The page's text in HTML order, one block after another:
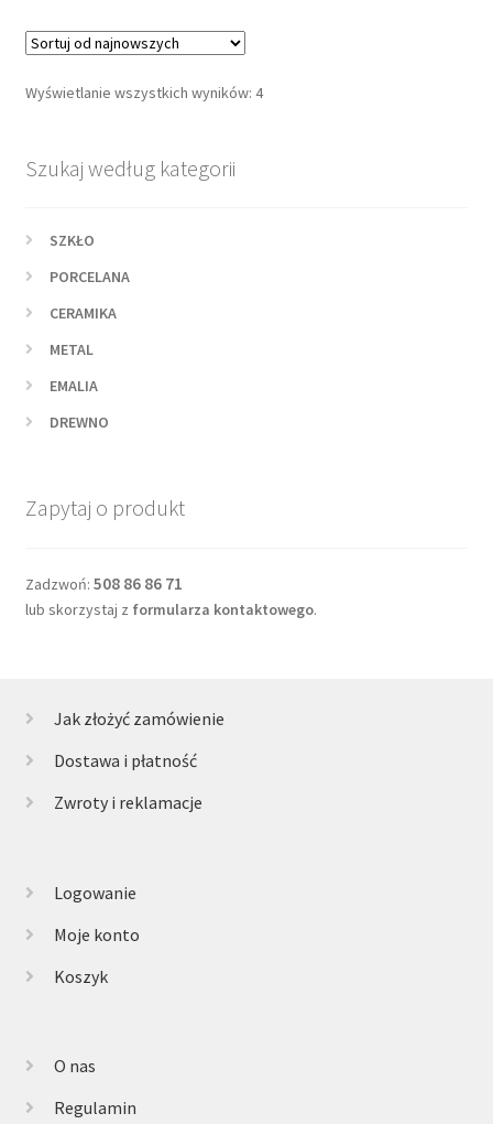
Wyświetlanie wszystkich wyników: 4Posortowane
Szukaj według kategorii
SZKŁO
PORCELANA
CERAMIKA
METAL
EMALIA
DREWNO
Zapytaj o produkt
Zadzwoń: 508 86 86 71
lub skorzystaj z formularza kontaktowego.
Jak złożyć zamówienie
Dostawa i płatność
Zwroty i reklamacje
Logowanie
Moje konto
Koszyk
O nas
Regulamin